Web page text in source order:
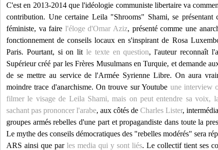
C'est en 2013-2014 que l'idéologie communiste libertaire va
contribution. Une certaine Leila "Shrooms" Shami, se présentant
féministe, va faire l'éloge d'Omar Aziz, présenté comme une
fonctionnement de conseils locaux en s'inspirant de Rosa
Paris. Pourtant, si on lit le texte en question, l'auteur reconnaît
Supérieur créé par les Frères Musulmans en Turquie, et demande
de se mettre au service de l'Armée Syrienne Libre. On aura
moindre trace d'anarchisme. On trouve sur Youtube une interview
filmer le visage de Leila Shami, mais on peut entendre sa voix,
sachant pas prononcer l'arabe, aux côtés de Charles Lister,
groupes armés rebelles d'une part et propagandiste dans toute la
Le mythe des conseils démocratiques des "rebelles modérés" sera
ARS ainsi que par les media qui y sont liés. Le collectif tient ses